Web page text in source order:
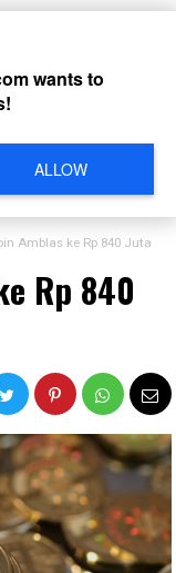
Amblas ke Rp 840 Juta
Rp 840
wants to
ALLOW